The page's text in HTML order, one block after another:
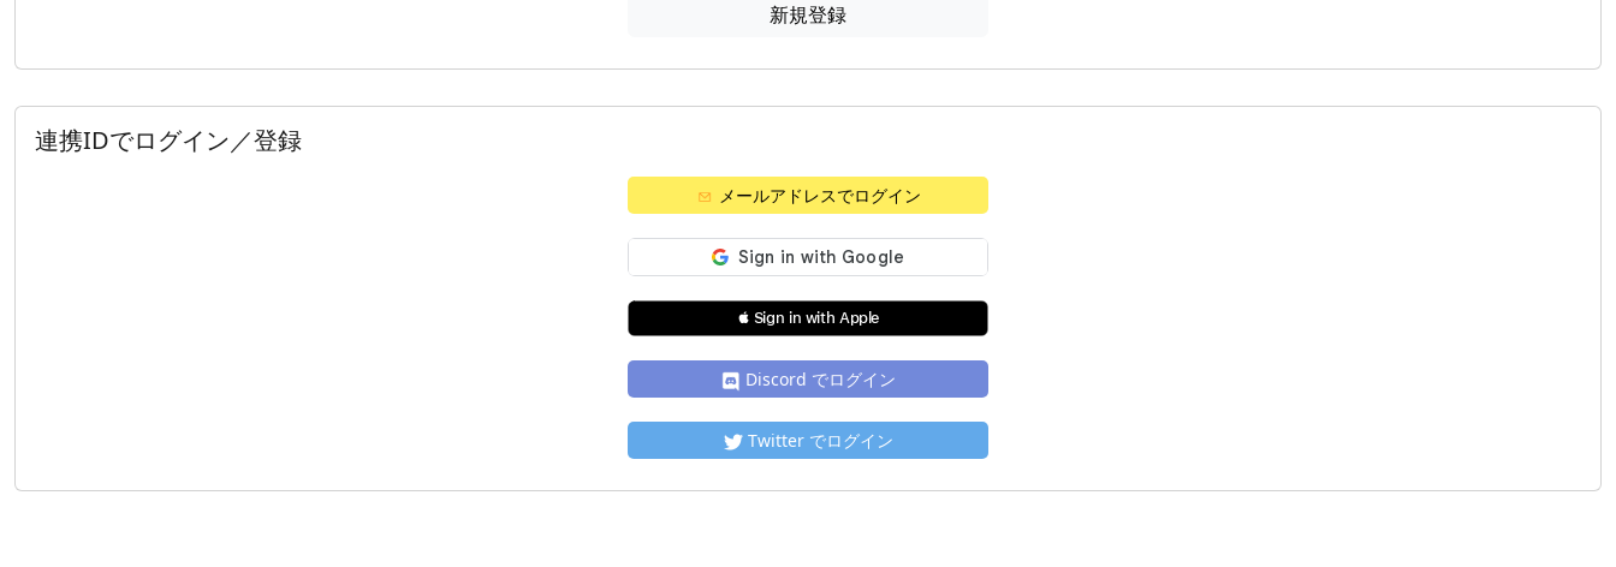
新規登録
連携IDでログイン／登録
メールアドレスでログイン
 Sign in with Apple
Discord でログイン
Twitter でログイン